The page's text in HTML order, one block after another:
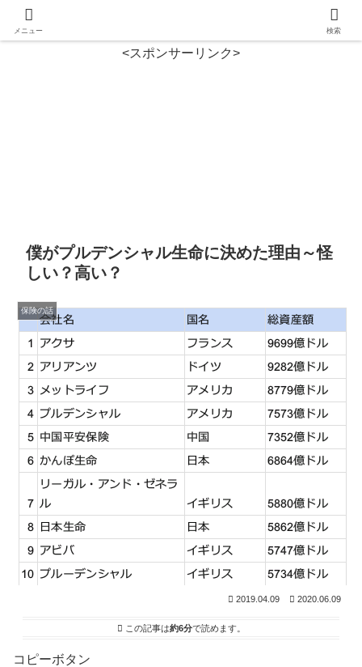
<スポンサーリンク>
僕がプルデンシャル生命に決めた理由～怪
しい？高い？
保険の話
2019.04.09 2020.06.09
この記事は約6分で読めます。
コピーボタン
メニュー 検索